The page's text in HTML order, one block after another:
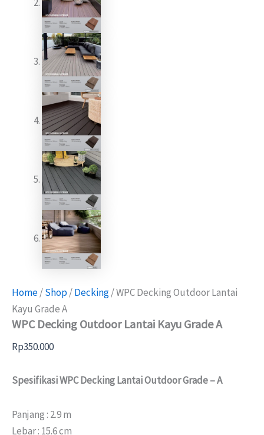
Home/Shop/Decking/ WPC Decking Outdoor Lantai
Kayu Grade A
WPC Decking Outdoor Lantai Kayu Grade A
Rp350.000
Spesifikasi WPC Decking Lantai Outdoor Grade – A
Panjang : 2.9 m
Lebar : 15.6 cm